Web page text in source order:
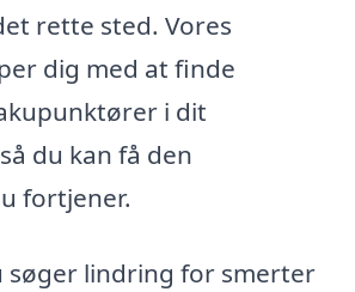
rette sted. Vores
dig med at finde
i dit
du kan få den
fortjener.
søger lindring for smerter